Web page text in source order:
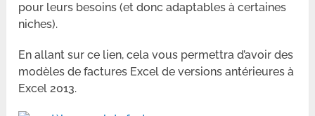
pour leurs besoins (et donc adaptables à certaines
niches).
En allant sur ce lien, cela vous permettra d’avoir des
modèles de factures Excel de versions antérieures à
Excel 2013.